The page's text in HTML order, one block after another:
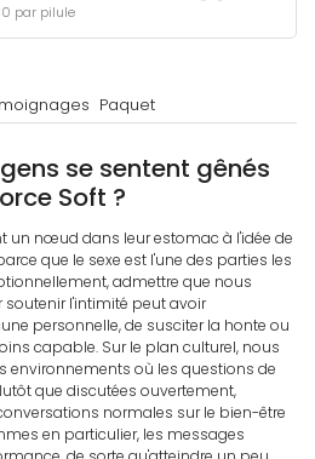
par pilule
Paquet
se sentent gênés
Soft ?
un nœud dans leur estomac à l'idée de
que le sexe est l'une des parties les
admettre que nous
l'intimité peut avoir
personnelle, de susciter la honte ou
capable. Sur le plan culturel, nous
environnements où les questions de
que discutées ouvertement,
normales sur le bien-être
en particulier, les messages